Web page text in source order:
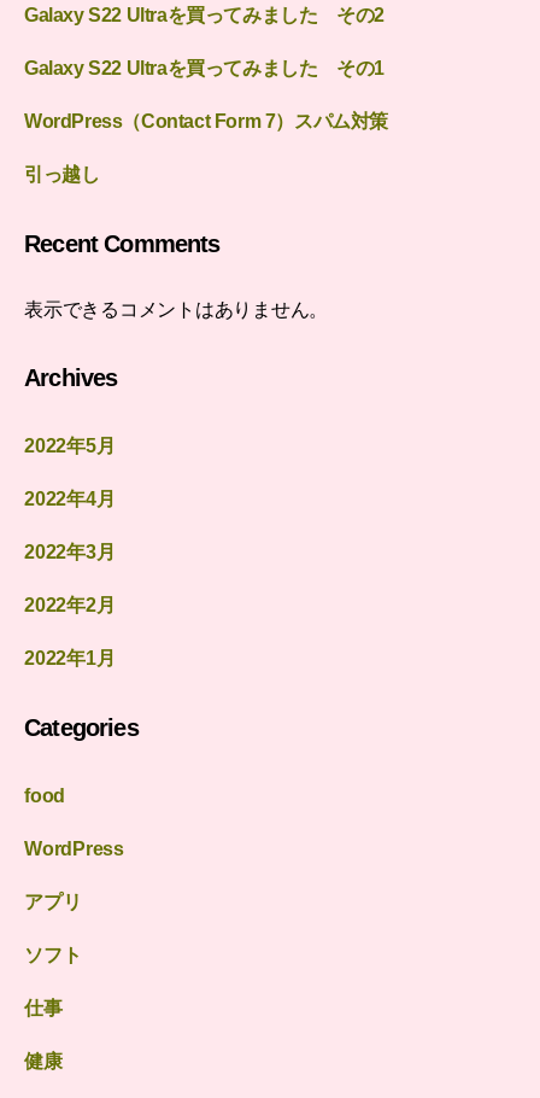
Galaxy S22 Ultraを買ってみました その2
Galaxy S22 Ultraを買ってみました その1
WordPress（Contact Form 7）スパム対策
引っ越し
Recent Comments
表示できるコメントはありません。
Archives
2022年5月
2022年4月
2022年3月
2022年2月
2022年1月
Categories
food
WordPress
アプリ
ソフト
仕事
健康